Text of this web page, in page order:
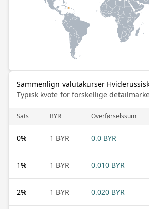
Sammenlign valutakurser
Typisk kvote for forskellige
Sats BYR Overførselssum
0% 1 BYR 0.0 BYR
1% 1 BYR 0.010 BYR
2% 1 BYR 0.020 BYR